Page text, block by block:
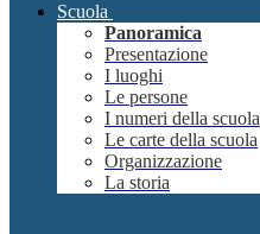
Scuola
Panoramica
Presentazione
I luoghi
Le persone
I numeri della scuola
Le carte della scuola
Organizzazione
La storia